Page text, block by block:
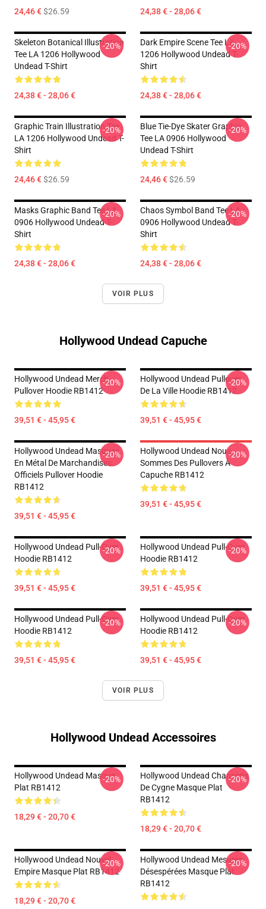
24,46 €$26.59 24,38 € - 28,06 €
Skeleton Botanical Illustration
Tee LA 1206 Hollywood
Undead T-Shirt
24,38 € - 28,06 €
-20%
Dark Empire Scene Tee LA
1206 Hollywood Undead T-
Shirt
24,38 € - 28,06 €
-20%
Graphic Train Illustration Tee
LA 1206 Hollywood Undead T-
Shirt
24,46 €$26.59
-20%
Blue Tie-Dye Skater Graphic
Tee LA 0906 Hollywood
Undead T-Shirt
24,46 €$26.59
-20%
Masks Graphic Band Tee LA
0906 Hollywood Undead T-
Shirt
24,38 € - 28,06 €
-20%
Chaos Symbol Band Tee LA
0906 Hollywood Undead T-
Shirt
24,38 € - 28,06 €
-20%
VOIR PLUS
Hollywood Undead Capuche
Hollywood Undead Merch
Pullover Hoodie RB1412
39,51 € - 45,95 €
-20%
Hollywood Undead Pullover
De La Ville Hoodie RB1412
39,51 € - 45,95 €
-20%
Hollywood Undead Masques
En Métal De Marchandises
Officiels Pullover Hoodie
RB1412
39,51 € - 45,95 €
-20%
Hollywood Undead Nous
Sommes Des Pullovers À
Capuche RB1412
39,51 € - 45,95 €
-20%
Hollywood Undead Pull-Over
Hoodie RB1412
39,51 € - 45,95 €
-20%
Hollywood Undead Pull-Over
Hoodie RB1412
39,51 € - 45,95 €
-20%
Hollywood Undead Pull-Over
Hoodie RB1412
39,51 € - 45,95 €
-20%
Hollywood Undead Pull-Over
Hoodie RB1412
39,51 € - 45,95 €
-20%
VOIR PLUS
Hollywood Undead Accessoires
Hollywood Undead Masque
Plat RB1412
18,29 € - 20,70 €
-20%
Hollywood Undead Chansons
De Cygne Masque Plat
RB1412
18,29 € - 20,70 €
-20%
Hollywood Undead Nouvel
Empire Masque Plat RB1412
18,29 € - 20,70 €
-20%
Hollywood Undead Mesures
Désespérées Masque Plat
RB1412
-20%